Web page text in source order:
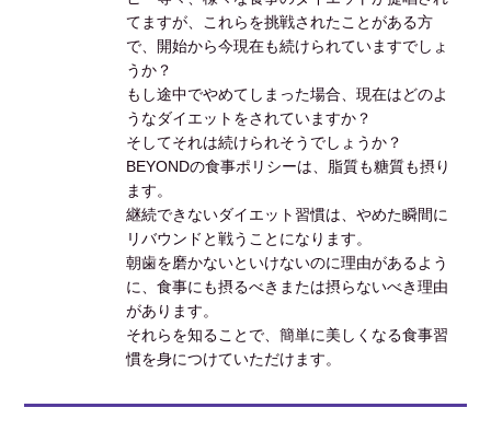
てますが、これらを挑戦されたことがある方
で、開始から今現在も続けられていますでしょ
うか？
もし途中でやめてしまった場合、現在はどのよ
うなダイエットをされていますか？
そしてそれは続けられそうでしょうか？
BEYONDの食事ポリシーは、脂質も糖質も摂り
ます。
継続できないダイエット習慣は、やめた瞬間に
リバウンドと戦うことになります。
朝歯を磨かないといけないのに理由があるよう
に、食事にも摂るべきまたは摂らないべき理由
があります。
それらを知ることで、簡単に美しくなる食事習
慣を身につけていただけます。